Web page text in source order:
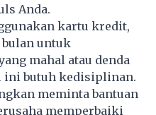
Anda.
kartu kredit,
untuk
mahal atau denda
ini butuh kedisiplinan.
meminta bantuan
memperbaiki